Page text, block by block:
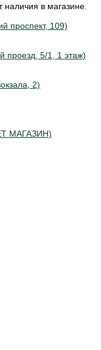
наличия в магазине.
проспект, 109)
проезд, 5/1, 1 этаж)
2)
МАГАЗИН)